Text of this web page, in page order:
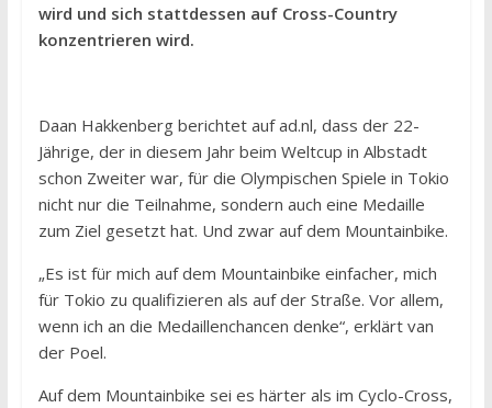
wird und sich stattdessen auf Cross-Country
konzentrieren wird.
Daan Hakkenberg berichtet auf ad.nl, dass der 22-
Jährige, der in diesem Jahr beim Weltcup in Albstadt
schon Zweiter war, für die Olympischen Spiele in Tokio
nicht nur die Teilnahme, sondern auch eine Medaille
zum Ziel gesetzt hat. Und zwar auf dem Mountainbike.
„Es ist für mich auf dem Mountainbike einfacher, mich
für Tokio zu qualifizieren als auf der Straße. Vor allem,
wenn ich an die Medaillenchancen denke“, erklärt van
der Poel.
Auf dem Mountainbike sei es härter als im Cyclo-Cross,